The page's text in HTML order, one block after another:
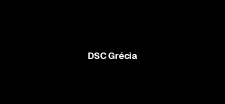
DSC Grécia